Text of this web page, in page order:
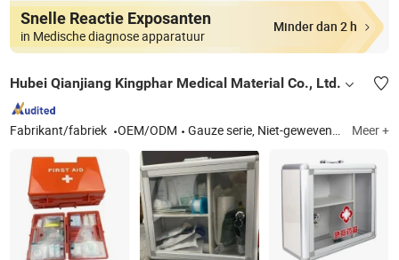
Snelle Reactie Exposanten
in Medische diagnose apparatuur
Minder dan 2 h
Hubei Qianjiang Kingphar Medical Material Co., Ltd.
Fabrikant/fabriek OEM/ODM Gauze serie, Niet-geweven serie, Katoen serie Meer +